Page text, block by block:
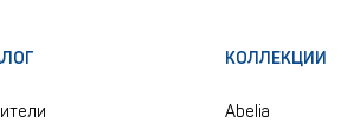
КОЛЛЕКЦИИ
Abelia